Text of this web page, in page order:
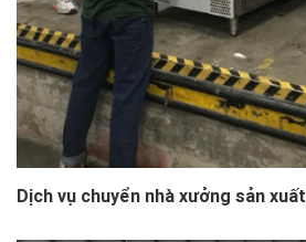
Dịch vụ chuyển nhà xưởng sản xuất